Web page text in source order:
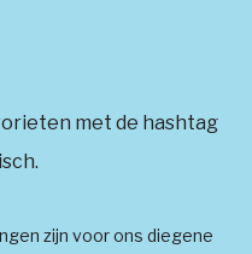
met de hashtag
zijn voor ons diegene